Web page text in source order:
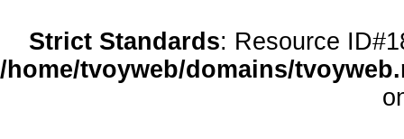
Strict Standards: Resource
/home/tvoyweb/domains/